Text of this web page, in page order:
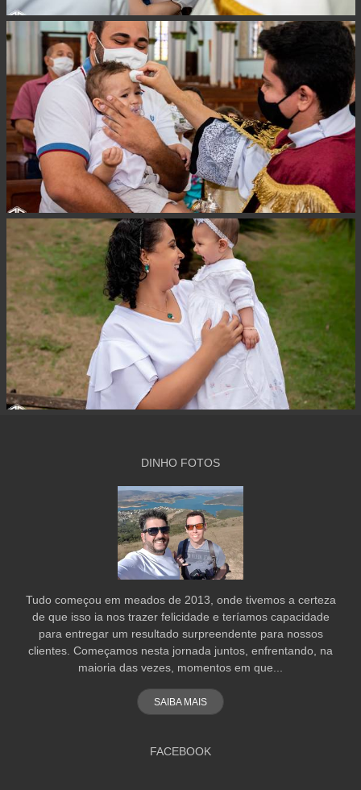
DINHO FOTOS
Tudo começou em meados de 2013, onde tivemos a certeza
de que isso ia nos trazer felicidade e teríamos capacidade
para entregar um resultado surpreendente para nossos
clientes. Começamos nesta jornada juntos, enfrentando, na
maioria das vezes, momentos em que...
SAIBA MAIS
FACEBOOK